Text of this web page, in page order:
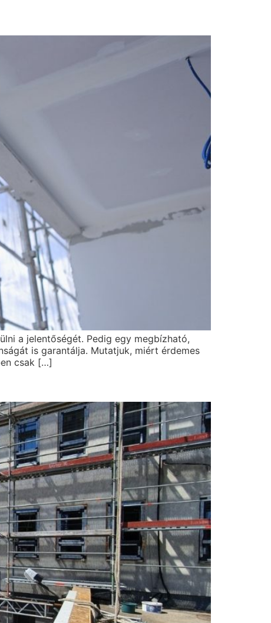
a jelentőségét. Pedig egy megbízható,
is garantálja. Mutatjuk, miért érdemes
csak […]